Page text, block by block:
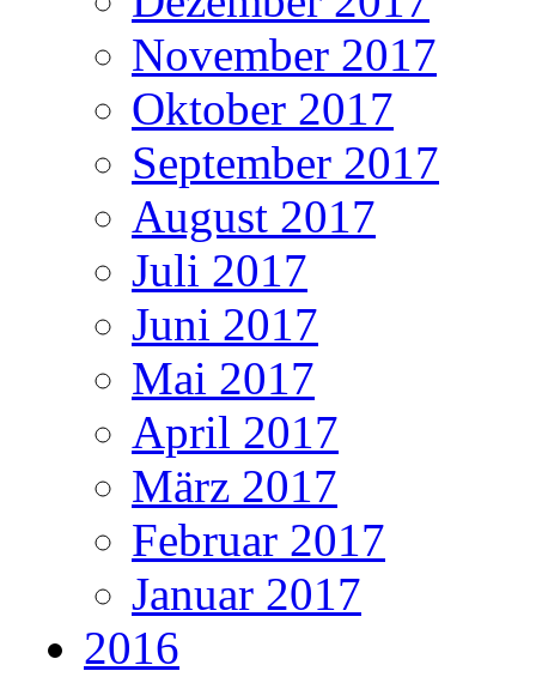
November 2017
Oktober 2017
September 2017
August 2017
Juli 2017
Juni 2017
Mai 2017
April 2017
März 2017
Februar 2017
Januar 2017
2016